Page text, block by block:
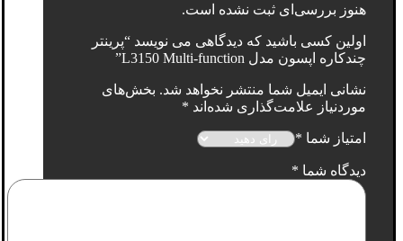
هنوز بررسی‌ای ثبت نشده است.
اولین کسی باشید که دیدگاهی می نویسد “پرینتر
چندکاره اپسون مدل L3150 Multi-function”
نشانی ایمیل شما منتشر نخواهد شد. بخش‌های
موردنیاز علامت‌گذاری شده‌اند *
امتیاز شما *
دیدگاه شما *